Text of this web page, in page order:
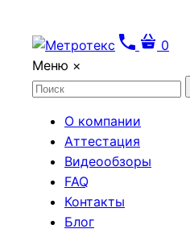
0
Меню ×
О компании
Аттестация
Видеообзоры
FAQ
Контакты
Блог